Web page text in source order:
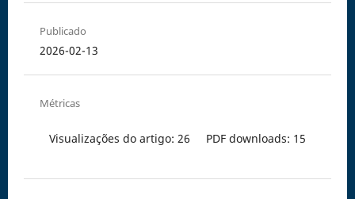
Publicado
2026-02-13
Métricas
Visualizações do artigo: 26 PDF downloads: 15